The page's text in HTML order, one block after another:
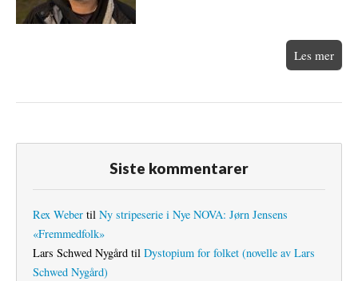
Les mer
Siste kommentarer
Rex Weber til Ny stripeserie i Nye NOVA: Jørn Jensens
«Fremmedfolk»
Lars Schwed Nygård til Dystopium for folket (novelle av Lars
Schwed Nygård)